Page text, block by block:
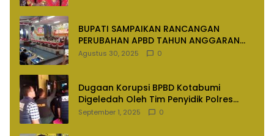
BUPATI SAMPAIKAN RANCANGAN
PERUBAHAN APBD TAHUN ANGGARAN
2025
Agustus 30, 2025 0
Dugaan Korupsi BPBD Kotabumi
Digeledah Oleh Tim Penyidik Polres
Lampung Utara
September 1, 2025 0